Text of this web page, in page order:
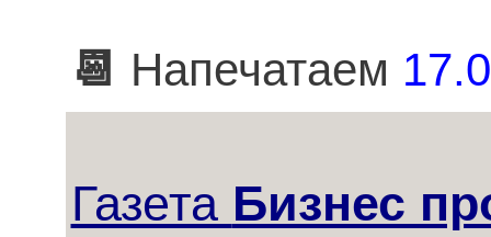
📆 Напечатаем
Газета Бизнес